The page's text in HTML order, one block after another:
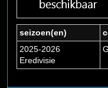
seizoen(en)
2025-2026
Eredivisie